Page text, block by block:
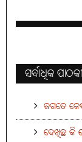
ସର୍ବାଧିକ
ଜଗତେ
ଦେଖିଛ କି